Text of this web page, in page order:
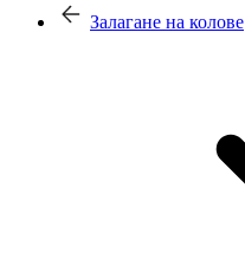
Залагане на колове